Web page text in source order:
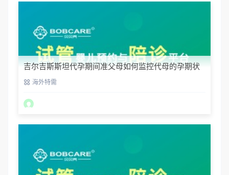
吉尔吉斯斯坦代孕期间准父母如何监控代母的孕期状
态？海外特需